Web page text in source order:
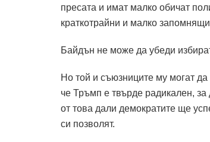
пресата и имат малко обичат
краткотрайни и малко
Байдън не може да убеди
Но той и съюзниците му могат
че Тръмп е твърде радикален, за
от това дали демократите ще
си позволят.